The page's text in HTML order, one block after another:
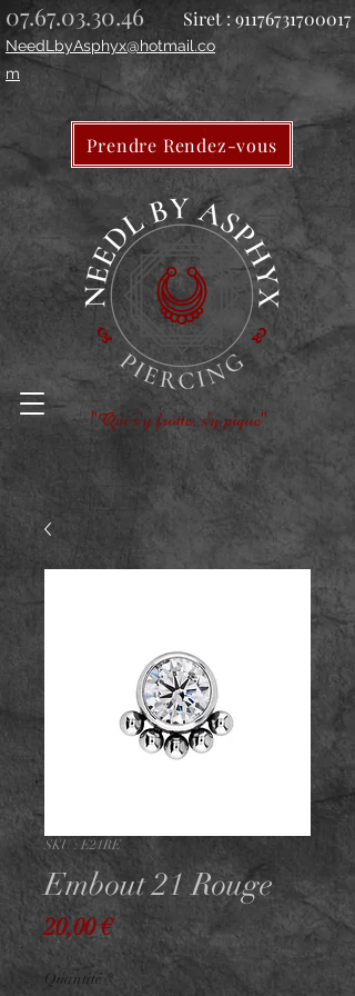
07.67.03.30.46 Siret :91176731700017
NeedLbyAsphyx@hotmail.co
m
Prendre Rendez-vous
"Qui s'y frotte, s'y pique"
SKU : E21RE
Embout 21 Rouge
20,00 €Prix
Quantité *